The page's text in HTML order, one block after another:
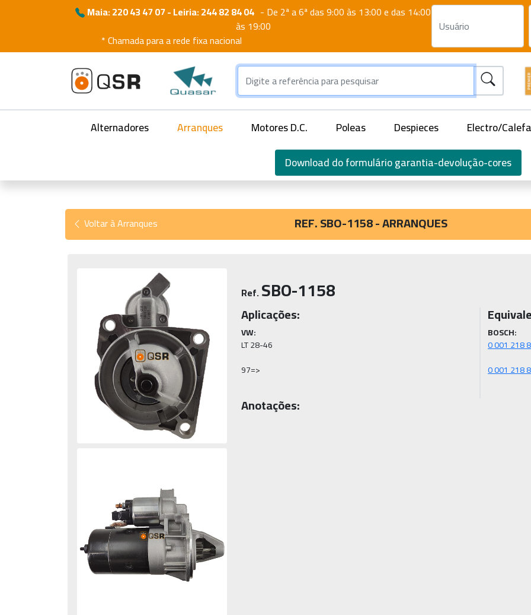
Maia: 220 43 47 07 - Leiria: 244 82 84 04 - De 2ª a 6ª das 9:00 às 13:00 e das 14:00
às 19:00
* Chamada para a rede fixa nacional
Alternadores Arranques Motores D.C. Poleas Despieces Electro/
Download do formulário garantia-devolução-cores
Voltar à Arranques REF. SBO-1158 - ARRANQUES
Ref.SBO-1158
Aplicações:
VW:
LT 28-46
97=>
BOSCH:
Anotações: